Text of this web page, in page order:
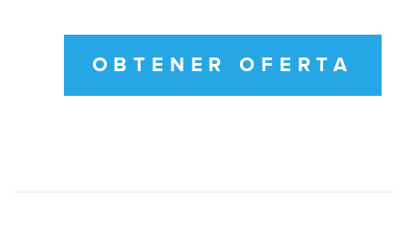
OBTENER OFERTA